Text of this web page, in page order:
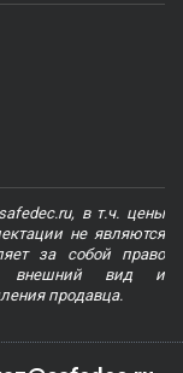
в т.ч. цены
не являются
за собой право
внешний вид и
продавца.